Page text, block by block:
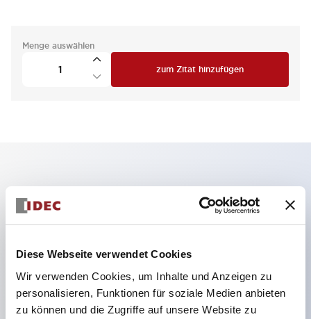
Diese Webseite verwendet Cookies
Wir verwenden Cookies, um Inhalte und Anzeigen zu
personalisieren, Funktionen für soziale Medien anbieten
zu können und die Zugriffe auf unsere Website zu
Menge auswählen
zum Zitat hinzufügen
DPDT-Modell
RY-Serie goldbeschichtete Kontakte Standard
Klingen-Steckverbinder oder
Leiterplattenanschlüsse
Optionen umfassen Kontrollleuchte, Prüftaste und